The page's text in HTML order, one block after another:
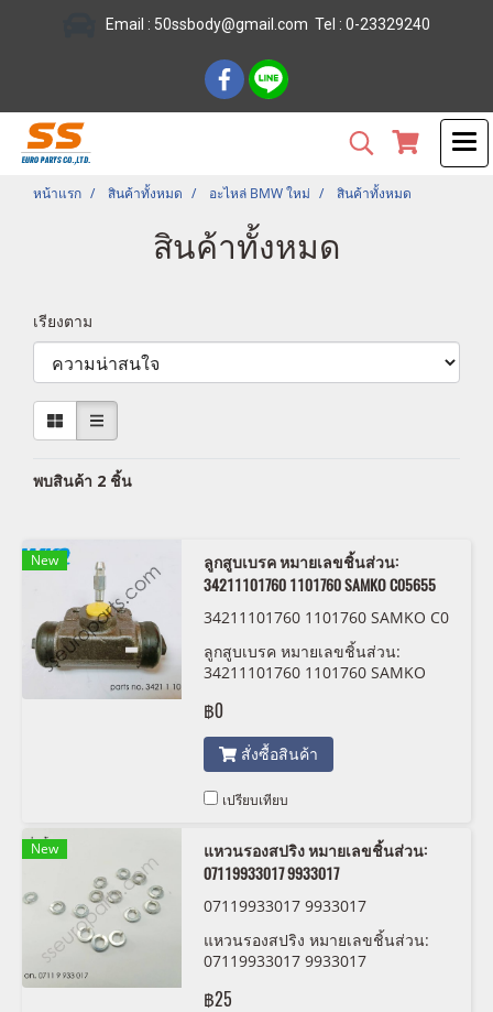
Email : 50ssbody@gmail.com Tel : 0-23329240
หน้าแรก สินค้าทั้งหมด อะไหล่ BMW ใหม่ สินค้าทั้งหมด
สินค้าทั้งหมด
เรียงตาม
พบสินค้า 2 ชิ้น
New
ลูกสูบเบรค หมายเลขชิ้นส่วน:
34211101760 1101760 SAMKO C05655
34211101760 1101760 SAMKO C0
ลูกสูบเบรค หมายเลขชิ้นส่วน:
34211101760 1101760 SAMKO
฿0
สั่งซื้อสินค้า
เปรียบเทียบ
New
แหวนรองสปริง หมายเลขชิ้นส่วน:
07119933017 9933017
07119933017 9933017
แหวนรองสปริง หมายเลขชิ้นส่วน:
07119933017 9933017
฿25